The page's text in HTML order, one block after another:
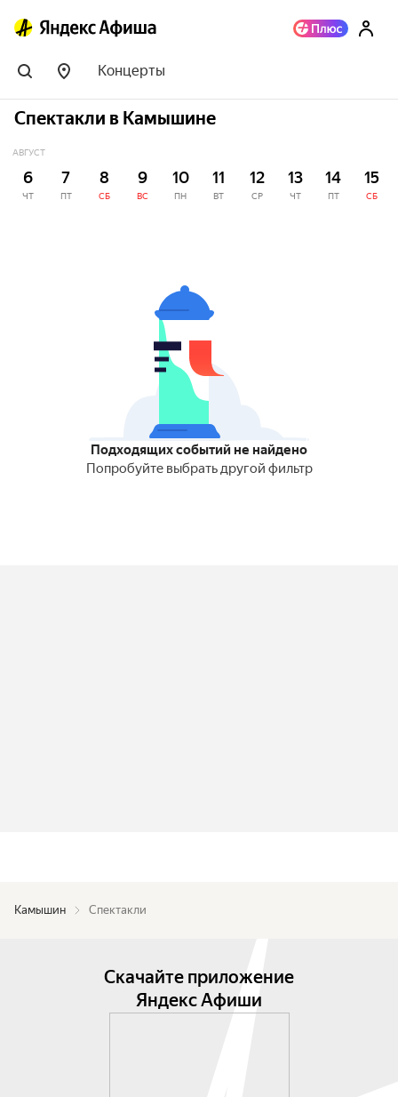
Концерты
Спектакли в Камышине
АВГУСТ
6
ЧТ
7
ПТ
8
СБ
9
ВС
10
ПН
11
ВТ
12
СР
13
ЧТ
14
ПТ
15
СБ
Подходящих событий не найдено
Попробуйте выбрать другой фильтр
Камышин Спектакли
Скачайте приложение
Яндекс Афиши